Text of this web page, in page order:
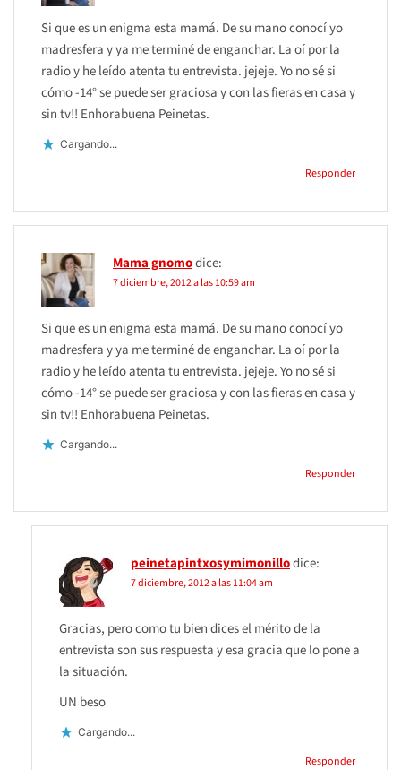
Si que es un enigma esta mamá. De su mano conocí yo
madresfera y ya me terminé de enganchar. La oí por la
radio y he leído atenta tu entrevista. jejeje. Yo no sé si
cómo -14° se puede ser graciosa y con las fieras en casa y
sin tv!! Enhorabuena Peinetas.
Cargando...
Responder
Mama gnomodice:
7 diciembre, 2012 a las 10:59 am
Si que es un enigma esta mamá. De su mano conocí yo
madresfera y ya me terminé de enganchar. La oí por la
radio y he leído atenta tu entrevista. jejeje. Yo no sé si
cómo -14° se puede ser graciosa y con las fieras en casa y
sin tv!! Enhorabuena Peinetas.
Cargando...
Responder
peinetapintxosymimonillodice:
7 diciembre, 2012 a las 11:04 am
Gracias, pero como tu bien dices el mérito de la
entrevista son sus respuesta y esa gracia que lo pone a
la situación.
UN beso
Cargando...
Responder